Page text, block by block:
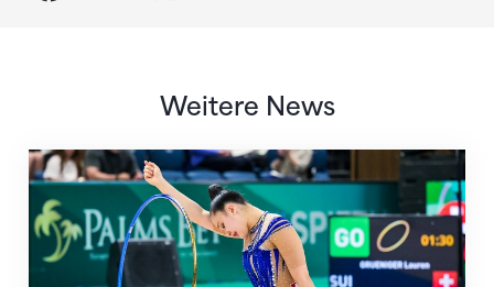
Weitere News
Nächster Halt: Weltmeisterschaft